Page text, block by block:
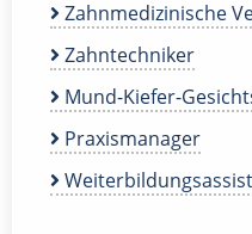
Zahnmedizinische
Zahntechniker
Mund-Kiefer-
Praxismanager